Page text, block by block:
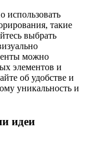
использовать
такие
выбрать
можно
элементов и
об удобстве и
уникальность и
идеи